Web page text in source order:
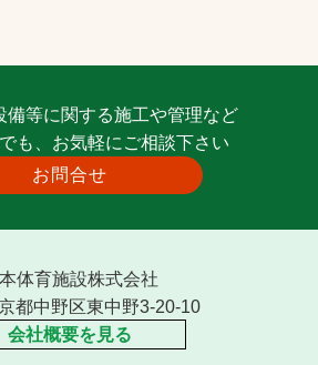
備等に関する施工や管理など
も、お気軽にご相談下さい
お問合せ
体育施設株式会社
都中野区東中野3-20-10
会社概要を見る